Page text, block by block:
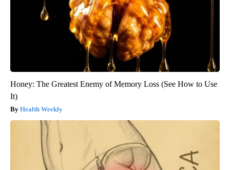
Honey: The Greatest Enemy of Memory Loss (See How to Use
It)
Health Weekly